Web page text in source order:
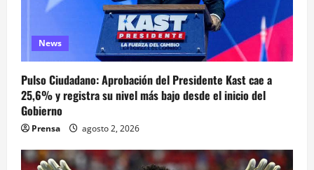
News
Pulso Ciudadano: Aprobación del Presidente Kast cae a
25,6% y registra su nivel más bajo desde el inicio del
Gobierno
Prensa agosto 2, 2026